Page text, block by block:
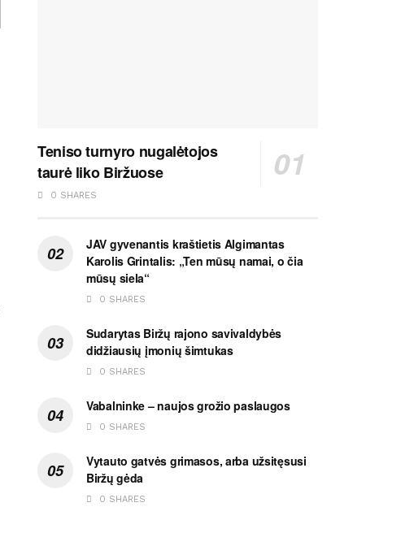
Teniso turnyro nugalėtojos
taurė liko Biržuose
0 SHARES
JAV gyvenantis kraštietis Algimantas
Karolis Grintalis: „Ten mūsų namai, o čia
mūsų siela“
0 SHARES
Sudarytas Biržų rajono savivaldybės
didžiausių įmonių šimtukas
0 SHARES
Vabalninke – naujos grožio paslaugos
0 SHARES
Vytauto gatvės grimasos, arba užsitęsusi
Biržų gėda
0 SHARES